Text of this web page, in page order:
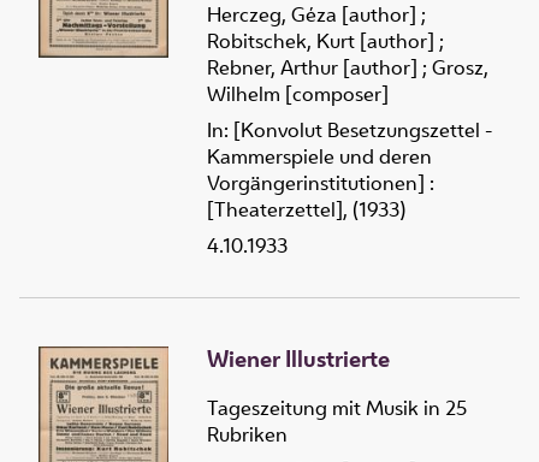
Herczeg, Géza [author] ;
Robitschek, Kurt [author] ;
Rebner, Arthur [author] ; Grosz,
Wilhelm [composer]
In: [Konvolut Besetzungszettel -
Kammerspiele und deren
Vorgängerinstitutionen] :
[Theaterzettel], (1933)
4.10.1933
Wiener Illustrierte
Tageszeitung mit Musik in 25
Rubriken